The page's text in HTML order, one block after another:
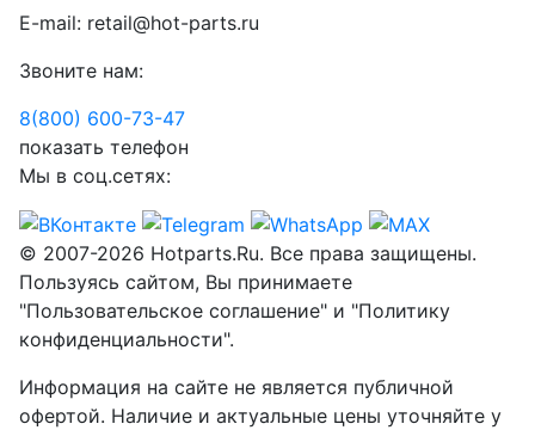
E-mail: retail@hot-parts.ru
Звоните нам:
8(800) 600-73-47
показать телефон
Мы в соц.сетях:
© 2007-2026 Hotparts.Ru. Все права защищены.
Пользуясь сайтом, Вы принимаете
"Пользовательское соглашение" и "Политику
конфиденциальности".
Информация на сайте не является публичной
офертой. Наличие и актуальные цены уточняйте у